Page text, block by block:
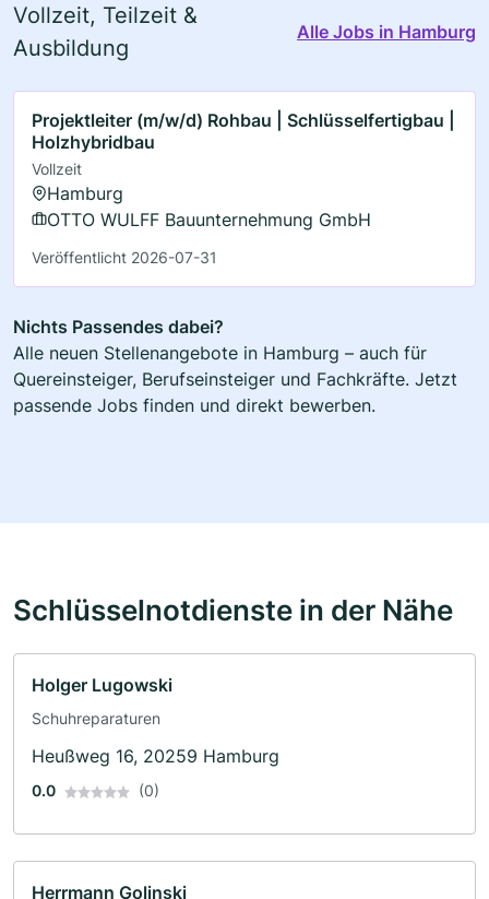
Vollzeit, Teilzeit &
Ausbildung
Alle Jobs in Hamburg
Projektleiter (m/w/d) Rohbau | Schlüsselfertigbau |
Holzhybridbau
Vollzeit
Hamburg
OTTO WULFF Bauunternehmung GmbH
Veröffentlicht 2026-07-31
Nichts Passendes dabei?
Alle neuen Stellenangebote in Hamburg – auch für
Quereinsteiger, Berufseinsteiger und Fachkräfte. Jetzt
passende Jobs finden und direkt bewerben.
Schlüsselnotdienste in der Nähe
Holger Lugowski
Schuhreparaturen
Heußweg 16, 20259 Hamburg
0.0 (0)
Herrmann Golinski